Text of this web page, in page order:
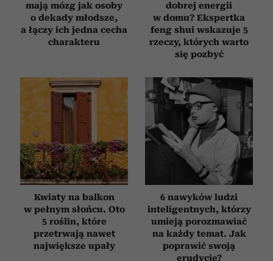
mają mózg jak osoby
o dekady młodsze,
a łączy ich jedna cecha
charakteru
dobrej energii
w domu? Ekspertka
feng shui wskazuje 5
rzeczy, których warto
się pozbyć
Kwiaty na balkon
w pełnym słońcu. Oto
5 roślin, które
przetrwają nawet
największe upały
6 nawyków ludzi
inteligentnych, którzy
umieją porozmawiać
na każdy temat. Jak
poprawić swoją
erudycję?